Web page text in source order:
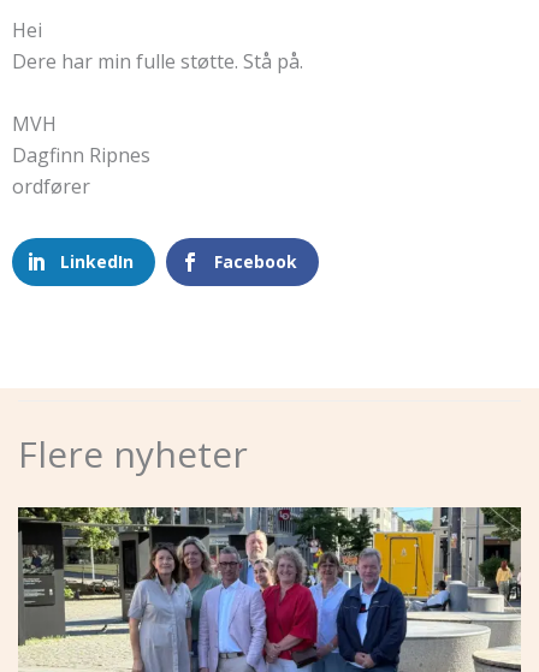
Hei
Dere har min fulle støtte. Stå på.
MVH
Dagfinn Ripnes
ordfører
LinkedIn Facebook
Flere nyheter